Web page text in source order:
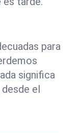
para
significa
el